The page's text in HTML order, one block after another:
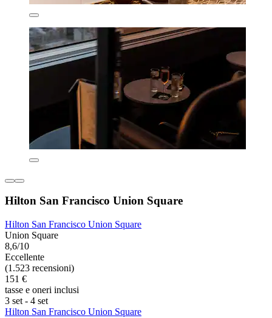
Hilton San Francisco Union Square
Hilton San Francisco Union Square
Union Square
8,6/10
Eccellente
(1.523 recensioni)
151 €
tasse e oneri inclusi
3 set - 4 set
Hilton San Francisco Union Square